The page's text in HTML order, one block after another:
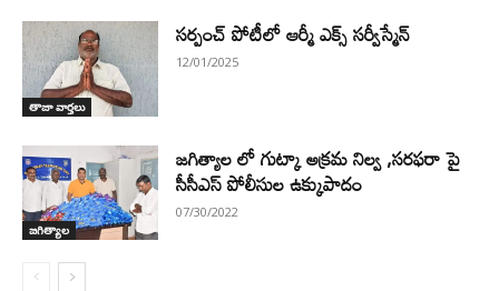
తాజా వార్తలు
సర్పంచ్ పోటీలో ఆర్మీ ఎక్స్ సర్వీస్మేన్
12/01/2025
జగిత్యాల
జగిత్యాల లో గుట్కా అక్రమ నిల్వ ,సరఫరా పై
సీసీఎస్ పోలీసుల ఉక్కుపాదం
07/30/2022